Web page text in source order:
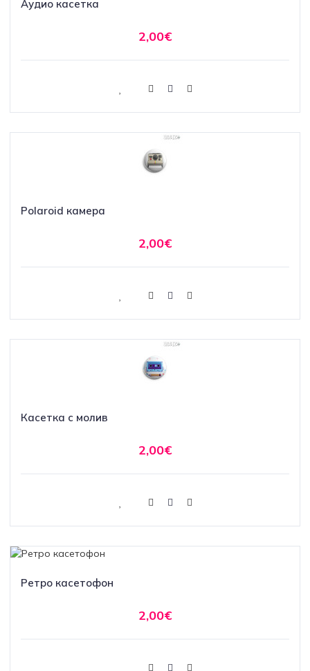
Аудио касетка
2,00€
Polaroid камера
2,00€
Касетка с молив
2,00€
Ретро касетофон
2,00€